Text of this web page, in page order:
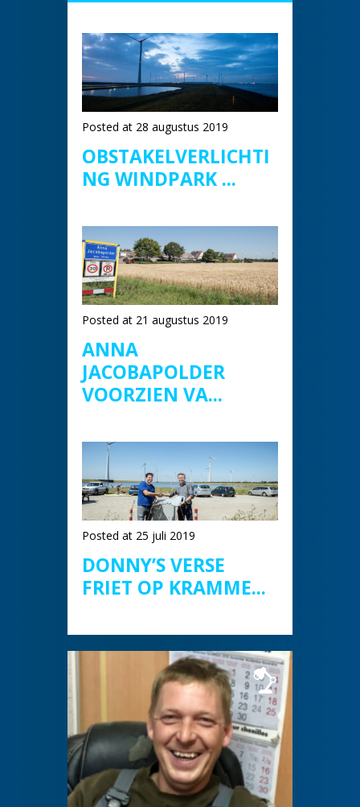
Posted at 28 augustus 2019
OBSTAKELVERLICHTI
NG WINDPARK ...
Posted at 21 augustus 2019
ANNA
JACOBAPOLDER
VOORZIEN VA...
Posted at 25 juli 2019
DONNY’S VERSE
FRIET OP KRAMME...